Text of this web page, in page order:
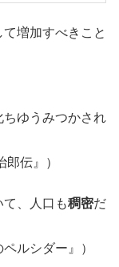
増加すべきこと
ちゆうみつかされ
伝』）
て、人口も稠密だ
ルシダー』）